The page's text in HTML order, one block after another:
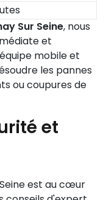
Sur Seine, nous
et
mobile et
les pannes
ou coupures de
et
est au cœur